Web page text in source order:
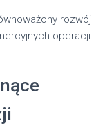
rozwój
operacji